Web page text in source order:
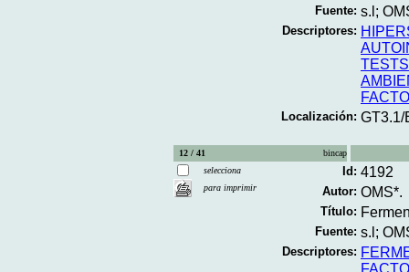
Fuente: s.l;
Descriptores:
Localización: GT3.1/
12 / 41
bincap
selecciona
para imprimir
Id: 4192
Autor: OMS*.
Título:
Fuente: s.l;
Descriptores: